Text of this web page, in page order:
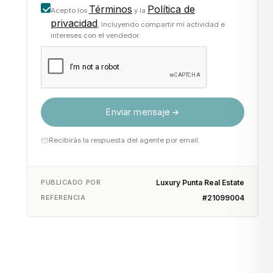
Acepto los Términos y la Política de
privacidad, incluyendo compartir mi actividad e
intereses con el vendedor.
Enviar mensaje
Recibirás la respuesta del agente por email.
PUBLICADO POR Luxury Punta Real Estate
REFERENCIA #21099004